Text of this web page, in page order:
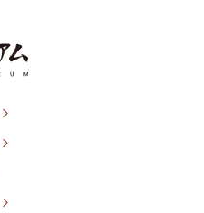
差し迫った危険があり、緊急
関から法的義務を伴う要請を